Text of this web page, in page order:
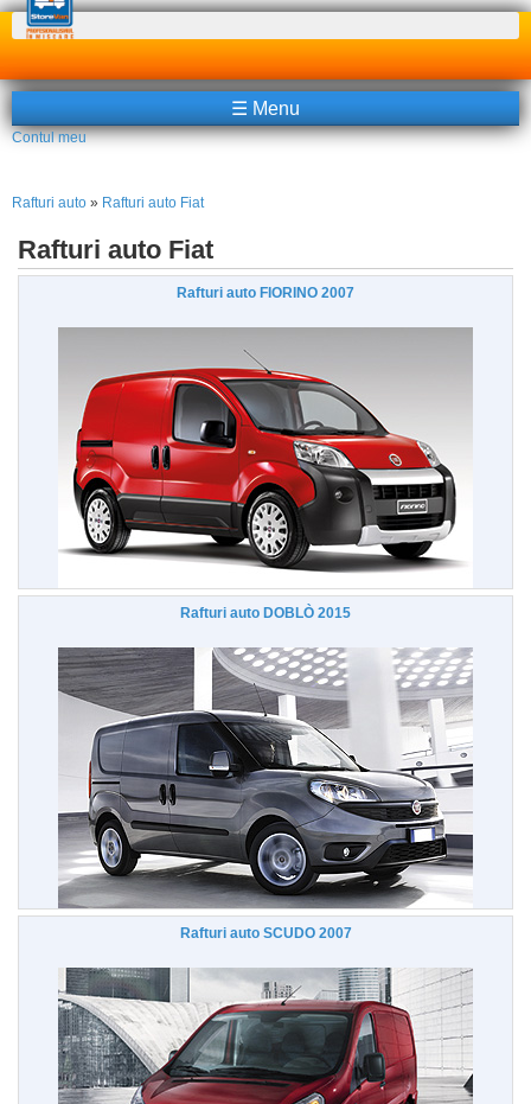
Căutare
☰ Menu
Contul meu
Rafturi auto » Rafturi auto Fiat
Rafturi auto Fiat
Rafturi auto FIORINO 2007
Rafturi auto DOBLÒ 2015
Rafturi auto SCUDO 2007